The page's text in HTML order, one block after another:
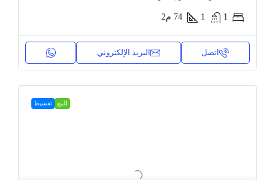
1
1
74 م2
اتصل البريد الإلكتروني
للبيع تقسيط